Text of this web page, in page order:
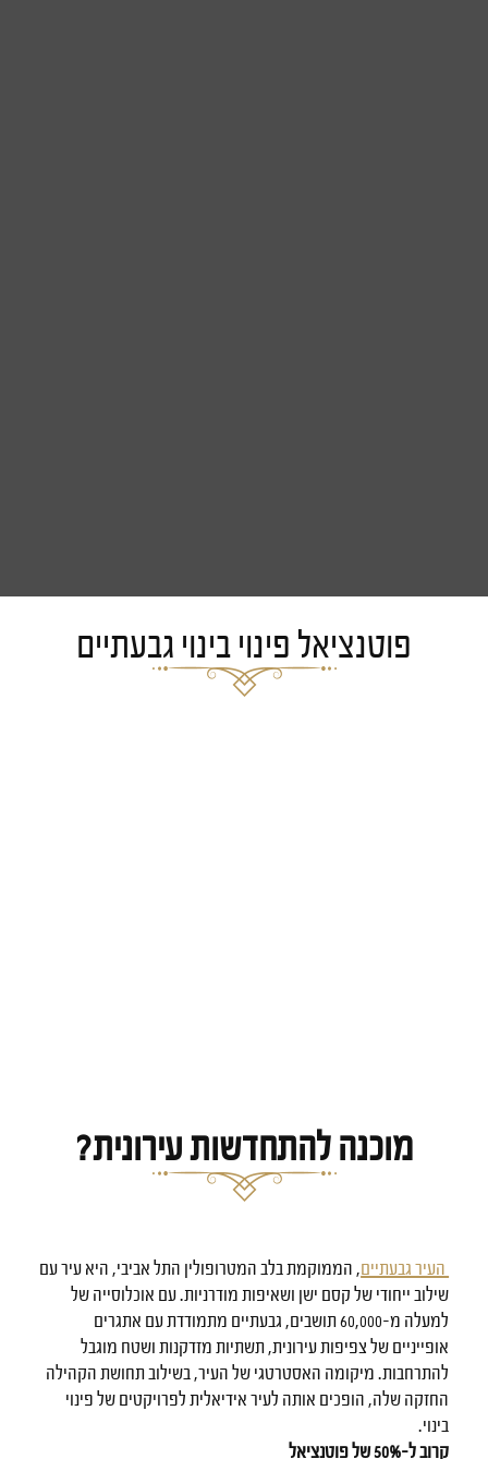
פוטנציאל פינוי בינוי גבעתיים
מוכנה להתחדשות עירונית?
העיר גבעתיים, הממוקמת בלב המטרופולין התל אביבי, היא עיר עם
שילוב ייחודי של קסם ישן ושאיפות מודרניות. עם אוכלוסייה של
למעלה מ-60,000 תושבים, גבעתיים מתמודדת עם אתגרים
אופייניים של צפיפות עירונית, תשתיות מזדקנות ושטח מוגבל
להתרחבות. מיקומה האסטרטגי של העיר, בשילוב תחושת הקהילה
החזקה שלה, הופכים אותה לעיר אידיאלית לפרויקטים של פינוי
בינוי.
קרוב ל-50% של פוטנציאל